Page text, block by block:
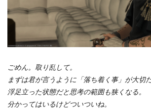
ごめん。取り乱して。
まずは君が言うように「落ち着く事」が大切だ
浮足立った状態だと思考の範囲も狭くなる。
分かってはいるけどついついね。